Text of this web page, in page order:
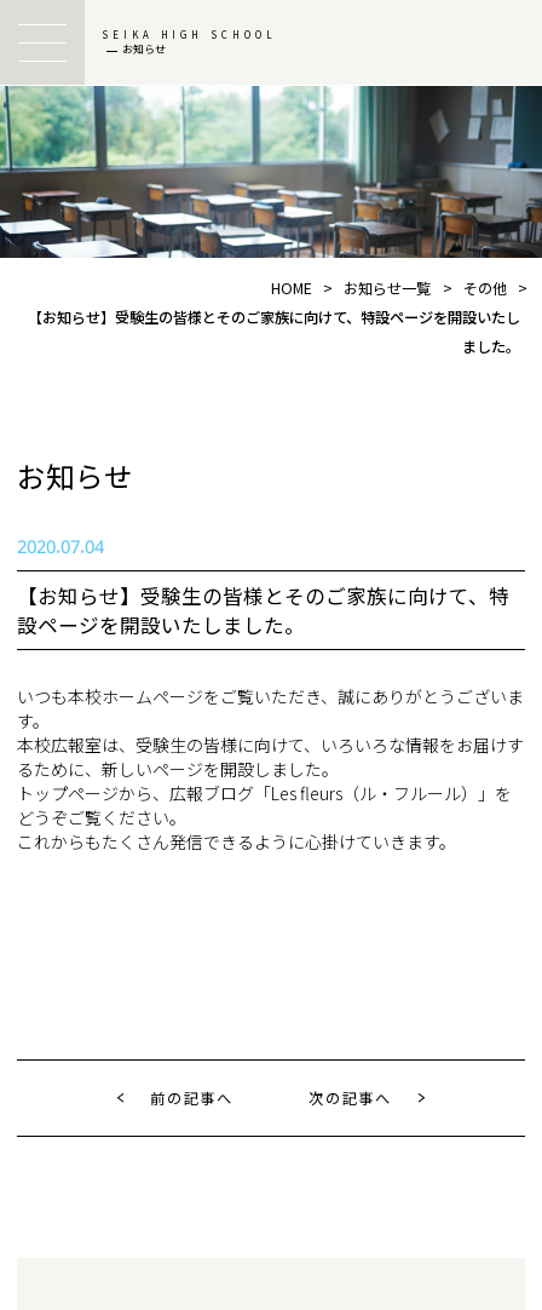
SEIKA HIGH SCHOOL
お知らせ
HOME > お知らせ一覧 > その他 >
【お知らせ】受験生の皆様とそのご家族に向けて、特設ページを開設いたし
ました。
お知らせ
2020.07.04
【お知らせ】受験生の皆様とそのご家族に向けて、特
設ページを開設いたしました。
いつも本校ホームページをご覧いただき、誠にありがとうございま
す。
本校広報室は、受験生の皆様に向けて、いろいろな情報をお届けす
るために、新しいページを開設しました。
トップページから、広報ブログ「Les fleurs（ル・フルール）」を
どうぞご覧ください。
これからもたくさん発信できるように心掛けていきます。
前の記事へ 次の記事へ